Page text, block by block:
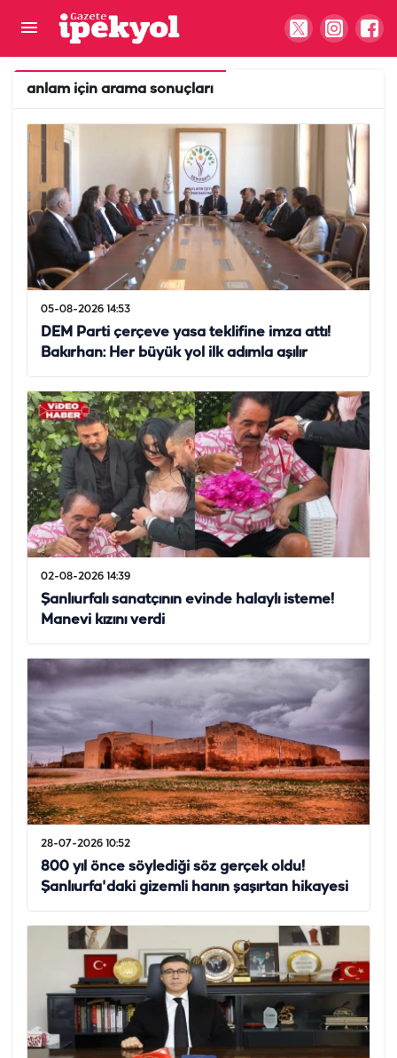
anlam için arama sonuçları
05-08-2026 14:53
DEM Parti çerçeve yasa teklifine imza attı!
Bakırhan: Her büyük yol ilk adımla aşılır
02-08-2026 14:39
Şanlıurfalı sanatçının evinde halaylı isteme!
Manevi kızını verdi
28-07-2026 10:52
800 yıl önce söylediği söz gerçek oldu!
Şanlıurfa'daki gizemli hanın şaşırtan hikayesi